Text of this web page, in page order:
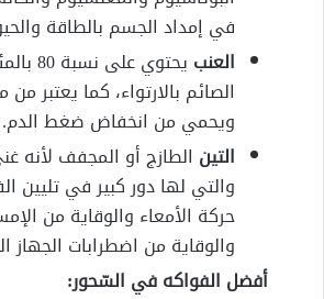
في إمداد الجسم بالطاقة
العنب
يحتوي
الصائم بالارتواء، كما يعتبر
ويحمي من انخفاض ضغط الدم.
التين الطازج أو المجفف لأنه
والتي لها دور كبير في تليين
حركة الأمعاء والوقاية من
والوقاية من اضطرابات
أفضل الفواكه في السّحور: